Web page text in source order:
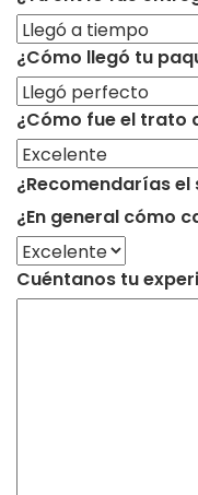
¿Cómo llegó tu
¿Cómo fue el trato
¿Recomendarías el
¿En general cómo
Cuéntanos tu